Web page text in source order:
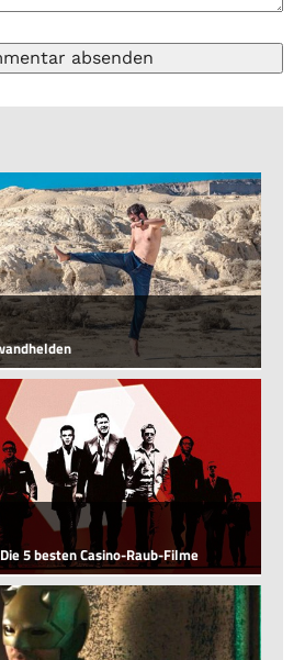
5 besten Casino-Raub-Filme